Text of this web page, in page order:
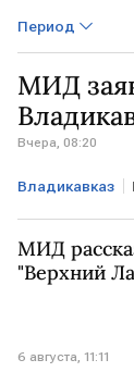
Период
МИД
Вчера, 08:20
Владикавказ
МИД
"Верхний
6 августа, 11:11